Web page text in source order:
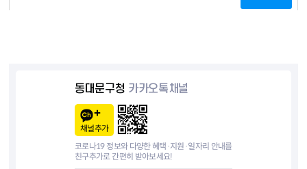
동대문구청 카카오톡채널
채널추가
코로나19 정보와 다양한 혜택·지원·일자리 안내를
친구추가로 간편히 받아보세요!